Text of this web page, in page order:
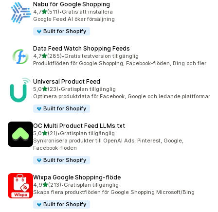
Nabu för Google Shopping
4,7av 5 stjärnor
(511)
511 recensioner totalt
•Gratis att installera
Google Feed AI ökar försäljning
Built for Shopify
Data Feed Watch Shopping Feeds
4,7av 5 stjärnor
(285)
285 recensioner totalt
•Gratis testversion tillgänglig
Produktflöden för Google Shopping, Facebook-flöden, Bing och fler
Universal Product Feed
5,0av 5 stjärnor
(23)
23 recensioner totalt
•Gratisplan tillgänglig
Optimera produktdata för Facebook, Google och ledande plattformar
Built for Shopify
OC Multi Product Feed LLMs.txt
5,0av 5 stjärnor
(21)
21 recensioner totalt
•Gratisplan tillgänglig
Synkronisera produkter till OpenAI Ads, Pinterest, Google,
Facebook-flöden
Built for Shopify
Wixpa Google Shopping‑flöde
4,9av 5 stjärnor
(213)
213 recensioner totalt
•Gratisplan tillgänglig
Skapa flera produktflöden för Google Shopping Microsoft/Bing
Built for Shopify